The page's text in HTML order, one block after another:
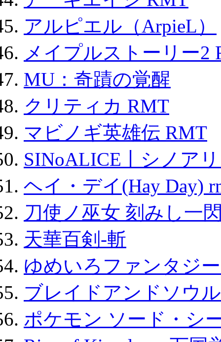
アルピエル（ArpieL）
メイプルストーリー2
MU：奇蹟の覚醒
クリティカ RMT
マビノギ英雄伝 RMT
SINoALICE丨シノア
ヘイ・デイ(Hay Day)
刀使ノ巫女 刻みし一
天華百剣-斬
ゆめいろファンタジ
ブレイドアンドソウ
ポケモン ソード・シ